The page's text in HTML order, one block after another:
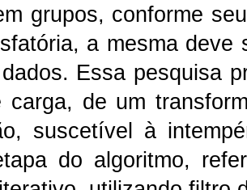
grupos, conforme
a mesma deve
Essa pesquisa
carga, de um
suscetível à
do algoritmo,